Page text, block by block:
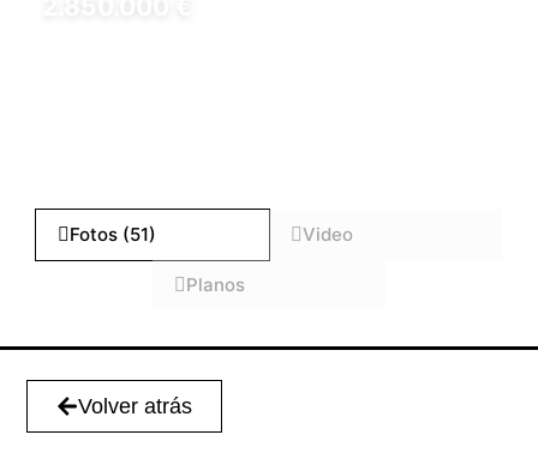
Fotos (51) Video
Planos
Volver atrás